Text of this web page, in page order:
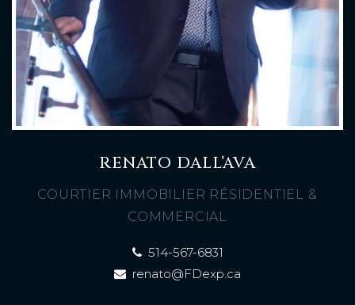
À PROPOS
RENATO DALL’AVA
COURTIER IMMOBILIER RÉSIDENTIEL &
COMMERCIAL
514-567-6831
renato@FDexp.ca